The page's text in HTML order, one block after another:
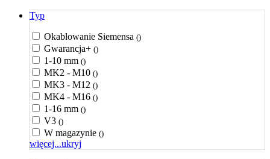
Typ
Okablowanie Siemensa ()
Gwarancja+ ()
1-10 mm ()
MK2 - M10 ()
MK3 - M12 ()
MK4 - M16 ()
1-16 mm ()
V3 ()
W magazynie ()
więcej...ukryj